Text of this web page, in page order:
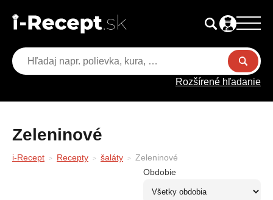
Rozšírené hľadanie
Zeleninové
i-Recept Recepty šaláty
Zeleninové
Obdobie